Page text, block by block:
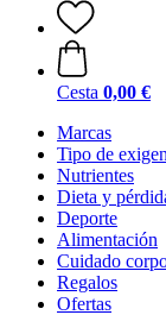
Cesta 0,00 €
Marcas
Tipo de
Nutrientes
Dieta y
Deporte
Alimentación
Cuidado
Regalos
Ofertas